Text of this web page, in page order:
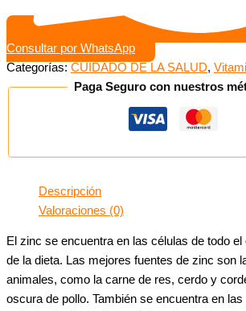
Consultar por WhatsApp
Categorías: CUIDADO DE LA SALUD,
Paga Seguro con nuestros
Descripción
Valoraciones (0)
El zinc se encuentra en las células de todo
de la dieta. Las mejores fuentes de zinc son
animales, como la carne de res, cerdo y
oscura de pollo. También se encuentra en